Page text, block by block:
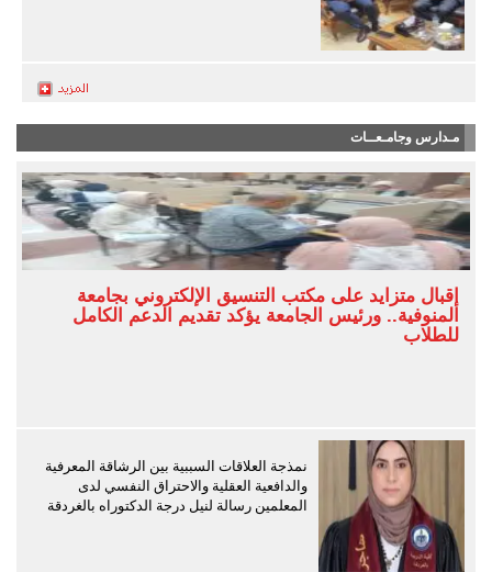
مـدارس وجامـعــات
إقبال متزايد على مكتب التنسيق الإلكتروني بجامعة
المنوفية.. ورئيس الجامعة يؤكد تقديم الدعم الكامل
للطلاب
نمذجة العلاقات السببية بين الرشاقة المعرفية
والدافعية العقلية والاحتراق النفسي لدى
المعلمين رسالة لنيل درجة الدكتوراه بالغردقة